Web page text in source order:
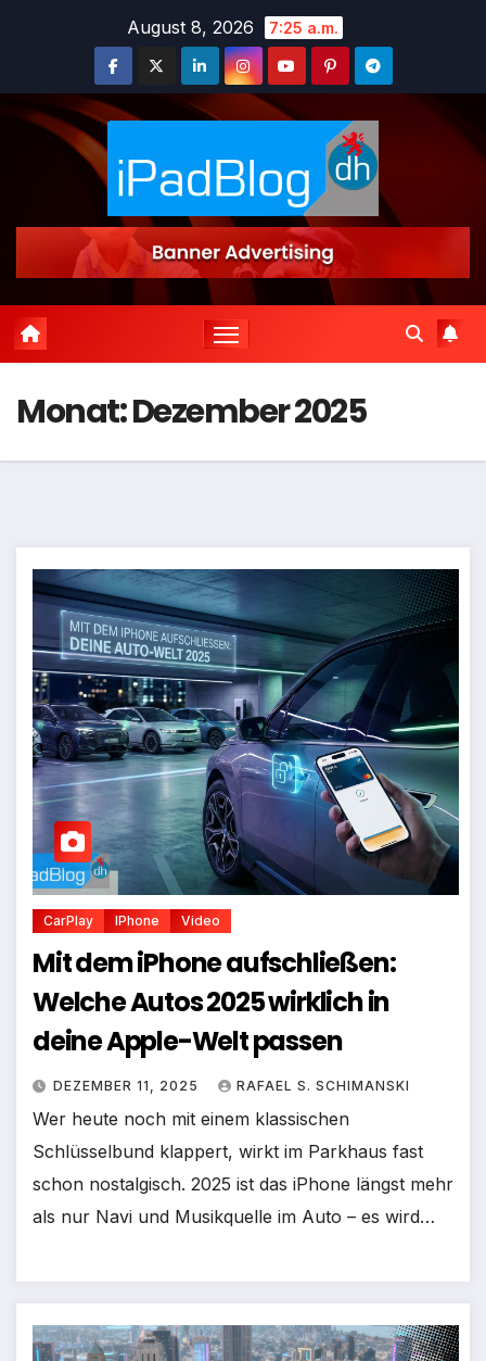
August 8, 2026 7:25 a.m.
Monat:Dezember 2025
CarPlay IPhone Video
Mit dem iPhone aufschließen:
Welche Autos 2025 wirklich in
deine Apple-Welt passen
DEZEMBER 11, 2025 RAFAEL S. SCHIMANSKI
Wer heute noch mit einem klassischen
Schlüsselbund klappert, wirkt im Parkhaus fast
schon nostalgisch. 2025 ist das iPhone längst mehr
als nur Navi und Musikquelle im Auto – es wird…